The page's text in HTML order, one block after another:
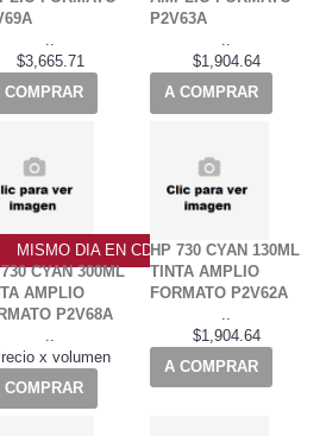
..
$3,665.71
COMPRAR
P2V63A
..
$1,904.64
A COMPRAR
MISMO DIA EN CDMX
CYAN 300ML
AMPLIO
P2V68A
x volumen
COMPRAR
HP 730 CYAN 130ML
TINTA AMPLIO
FORMATO P2V62A
$1,904.64
A COMPRAR